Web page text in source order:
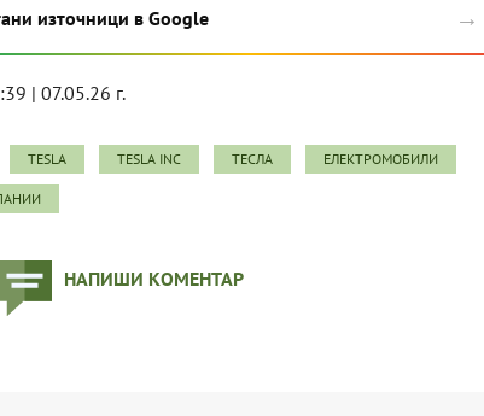
източници в Google →
| 07.05.26 г.
TESLA TESLA INC ТЕСЛА ЕЛЕКТРОМОБИЛИ
НАПИШИ КОМЕНТАР